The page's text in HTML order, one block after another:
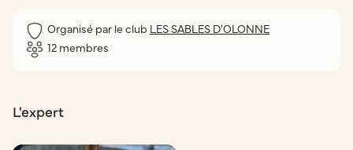
Organisé par le club LES SABLES D'OLONNE
12 membres
L'expert